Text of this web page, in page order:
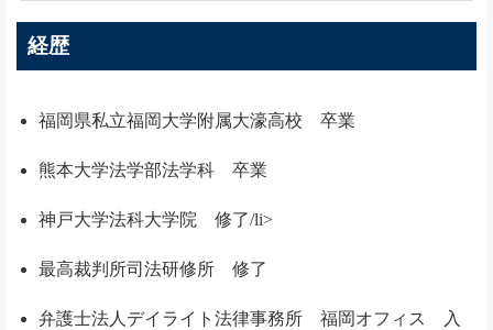
経歴
福岡県私立福岡大学附属大濠高校 卒業
熊本大学法学部法学科 卒業
神戸大学法科大学院 修了/li>
最高裁判所司法研修所 修了
弁護士法人デイライト法律事務所 福岡オフィス 入